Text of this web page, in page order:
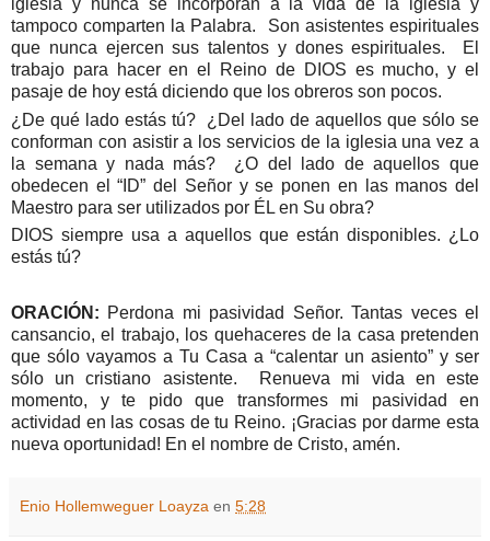
iglesia y nunca se incorporan a la vida de la iglesia y
tampoco comparten la Palabra. Son asistentes espirituales
que nunca ejercen sus talentos y dones espirituales. El
trabajo para hacer en el Reino de DIOS es mucho, y el
pasaje de hoy está diciendo que los obreros son pocos.
¿De qué lado estás tú? ¿Del lado de aquellos que sólo se
conforman con asistir a los servicios de la iglesia una vez a
la semana y nada más? ¿O del lado de aquellos que
obedecen el “ID” del Señor y se ponen en las manos del
Maestro para ser utilizados por ÉL en Su obra?
DIOS siempre usa a aquellos que están disponibles. ¿Lo
estás tú?
ORACIÓN: Perdona mi pasividad Señor. Tantas veces el
cansancio, el trabajo, los quehaceres de la casa pretenden
que sólo vayamos a Tu Casa a “calentar un asiento” y ser
sólo un cristiano asistente. Renueva mi vida en este
momento, y te pido que transformes mi pasividad en
actividad en las cosas de tu Reino. ¡Gracias por darme esta
nueva oportunidad! En el nombre de Cristo, amén.
Enio Hollemweguer Loayza en 5:28